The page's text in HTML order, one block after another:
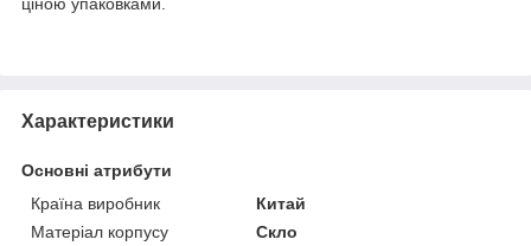
Характеристики
Основні атрибути
Країна виробник
Китай
Матеріал корпусу
Скло